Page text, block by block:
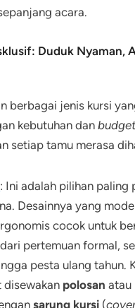
acara.
Duduk Nyaman,
berbagai jenis kursi
kebutuhan dan
setiap tamu merasa
: Ini adalah pilihan paling
Desainnya yang
cocok untuk
pertemuan formal,
pesta ulang tahun.
disewakan polosan atau
sarung kursi (